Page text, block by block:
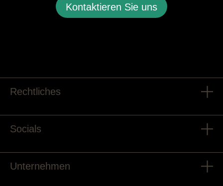
Kontaktieren Sie uns
Rechtliches
Socials
Unternehmen